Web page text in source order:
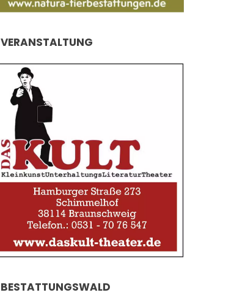
VERANSTALTUNG
BESTATTUNGSWALD